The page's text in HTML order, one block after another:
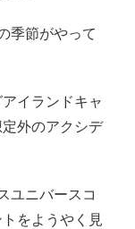
季節がやって
イランドキャ
外のアクシデ
ユニバースコ
をようやく見